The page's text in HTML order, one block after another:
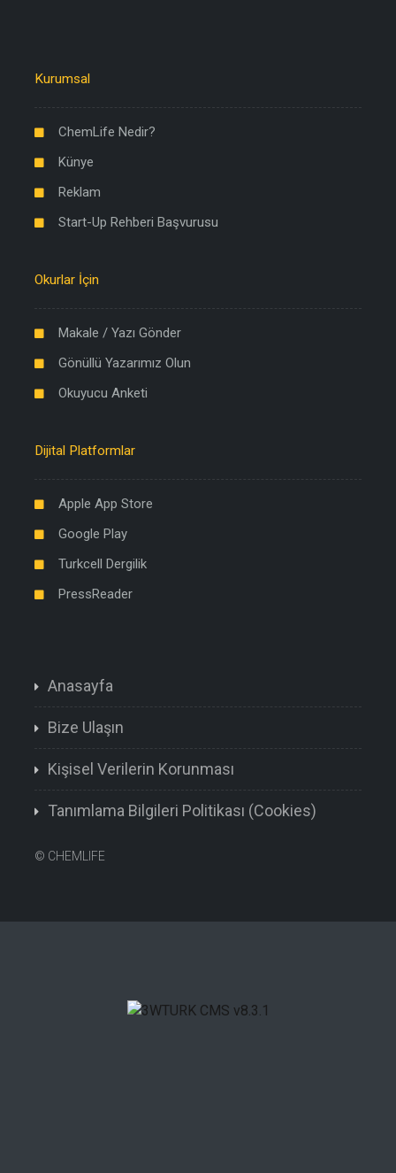
Kurumsal
ChemLife Nedir?
Künye
Reklam
Start-Up Rehberi Başvurusu
Okurlar İçin
Makale / Yazı Gönder
Gönüllü Yazarımız Olun
Okuyucu Anketi
Dijital Platformlar
Apple App Store
Google Play
Turkcell Dergilik
PressReader
Anasayfa
Bize Ulaşın
Kişisel Verilerin Korunması
Tanımlama Bilgileri Politikası (Cookies)
© CHEMLIFE